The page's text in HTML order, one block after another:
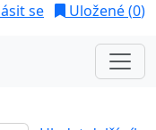
se Uložené (0)